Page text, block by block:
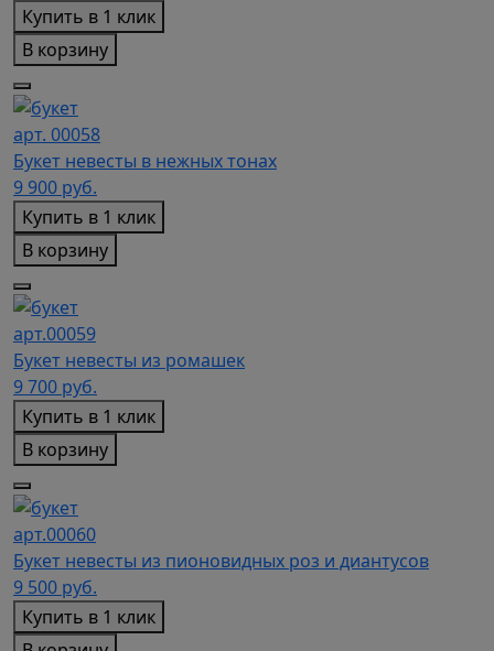
Купить в 1 клик
В корзину
арт. 00058
Букет невесты в нежных тонах
9 900 руб.
Купить в 1 клик
В корзину
арт.00059
Букет невесты из ромашек
9 700 руб.
Купить в 1 клик
В корзину
арт.00060
Букет невесты из пионовидных роз и диантусов
9 500 руб.
Купить в 1 клик